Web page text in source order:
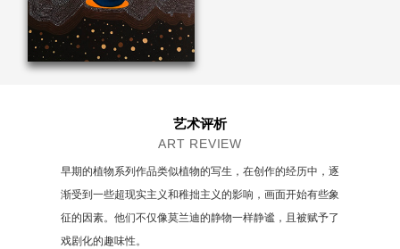
艺术评析
ART REVIEW
早期的植物系列作品类似植物的写生，在创作的经历中，逐
渐受到一些超现实主义和稚拙主义的影响，画面开始有些象
征的因素。他们不仅像莫兰迪的静物一样静谧，且被赋予了
戏剧化的趣味性。